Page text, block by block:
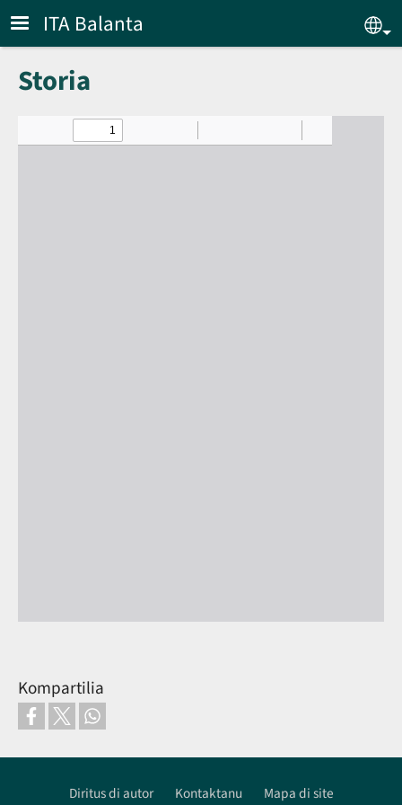
Skip to main content
ITA Balanta
Storia
Kompartilia
Diritus di autor Kontaktanu Mapa di site